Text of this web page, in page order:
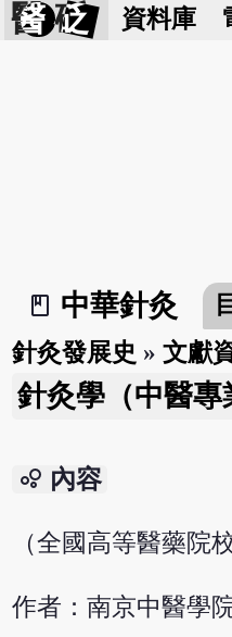
醫 砭 資料庫
book_2
中華針灸
針灸發展史 »文獻
針灸學（中醫專
bubble_chart 內容
（全國高等醫藥院
作者：南京中醫學